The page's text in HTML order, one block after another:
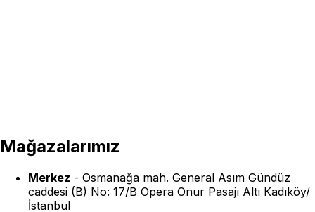
Mağazalarımız
Merkez - Osmanağa mah. General Asım Gündüz
caddesi (B) No: 17/B Opera Onur Pasajı Altı Kadıköy/
İstanbul